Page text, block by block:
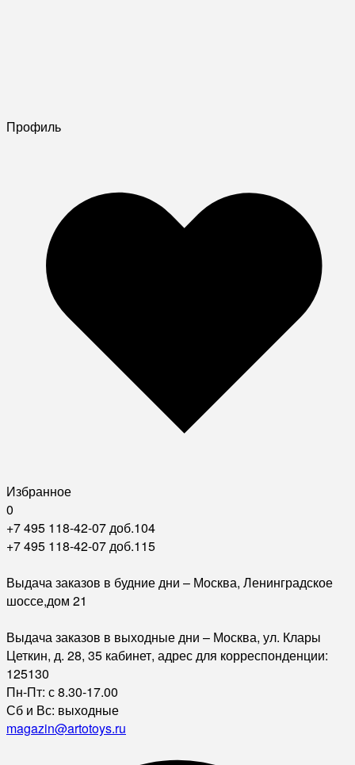
Профиль
Избранное
0
+7 495 118-42-07 доб.104
+7 495 118-42-07 доб.115
Выдача заказов в будние дни – Москва, Ленинградское
шоссе,дом 21
Выдача заказов в выходные дни – Москва, ул. Клары
Цеткин, д. 28, 35 кабинет, адрес для корреспонденции:
125130
Пн-Пт: с 8.30-17.00
Сб и Вс: выходные
magazin@artotoys.ru